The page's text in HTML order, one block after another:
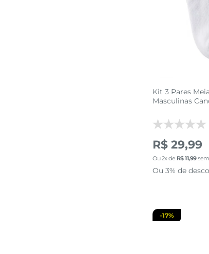
Kit 3 Pares
Masculinas
R$ 29,99
Ou2x de R$11,99
Ou 3% de
-17%